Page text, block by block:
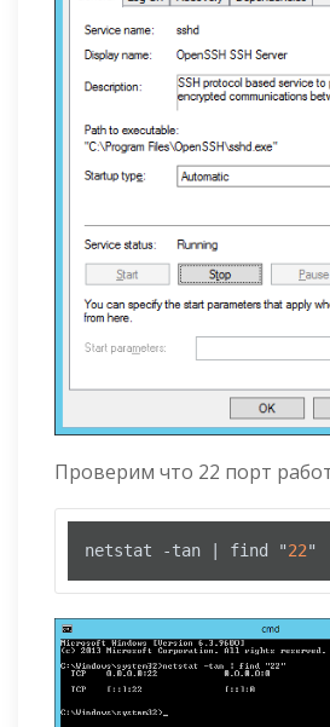
Проверим что 22 порт
netstat -tan | find "22"